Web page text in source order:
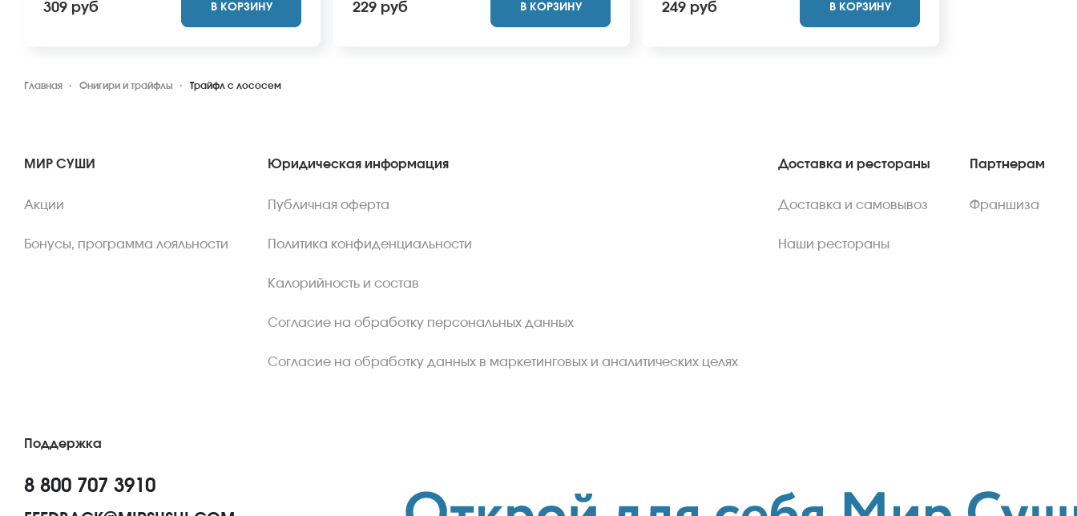
вид блюда может отличаться от фото на
309 руб В КОРЗИНУ
может отличаться от фото на сайте.
229 руб В КОРЗИНУ
фото на сайте.
249 руб В КОРЗИНУ
Главная Онигири и трайфлы Трайфл с лососем
МИР СУШИ
Акции
Бонусы, программа лояльности
Юридическая информация
Публичная оферта
Политика конфиденциальности
Калорийность и состав
Согласие на обработку персональных данных
Согласие на обработку данных в маркетинговых и аналитических целях
Доставка и рестораны
Доставка и самовывоз
Наши рестораны
Партнерам
Франшиза
Поддержка
8 800 707 3910